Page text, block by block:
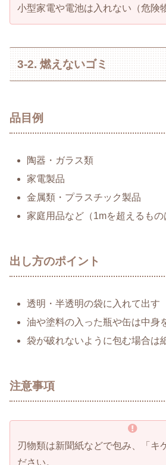
小型家電や電池は入れない（危険
3-2. 燃えないゴミ
品目例
陶器・ガラス類
家電製品
金属類・プラスチック製品
家庭用品など（1mを超えるもの
出し方のポイント
透明・半透明の袋に入れて出す
油や塗料の入った瓶や缶は中身
袋が破れないように包む場合は
注意事項
刃物類は新聞紙などで包み、「キ
ださい。